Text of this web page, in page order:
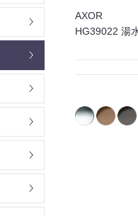
AXOR
HG39022 湯